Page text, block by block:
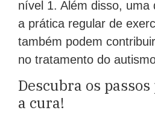
nível 1. Além disso, uma
a prática regular de
também podem
no tratamento do
Descubra os
a cura!